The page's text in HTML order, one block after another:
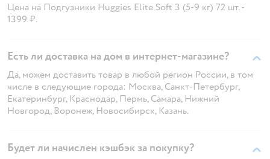
Цена на Подгузники Huggies Elite Soft 3 (5-9 кг) 72 шт. -
1399 ₽.
Есть ли доставка на дом в интернет-магазине?
Да, можем доставить товар в любой регион России, в том
числе в следующие города: Москва, Санкт-Петербург,
Екатеринбург, Краснодар, Пермь, Самара, Нижний
Новгород, Воронеж, Новосибирск, Казань.
Будет ли начислен кэшбэк за покупку?